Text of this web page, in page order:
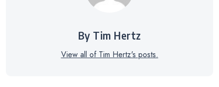
By Tim Hertz
View all of Tim Hertz's posts.